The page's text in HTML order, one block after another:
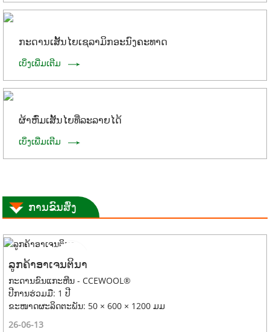
ກະດານເສັ້ນໄຍເຊລາມິກອະນົງຄະທາດ
ເບິ່ງເພີ່ມເຕີມ
ຜ້າຫົ່ມເສັ້ນໄຍທີ່ລະລາຍໄດ້
ເບິ່ງເພີ່ມເຕີມ
ການຂົນສົ່ງ
ລູກຄ້າອາເຈນຕິນາ
ກະດານຂົນແກະຫີນ - CCEWOOL®
ປີການຮ່ວມມື: 1 ປີ
ຂະໜາດຜະລິດຕະພັນ: 50 × 600 × 1200 ມມ
26-06-13